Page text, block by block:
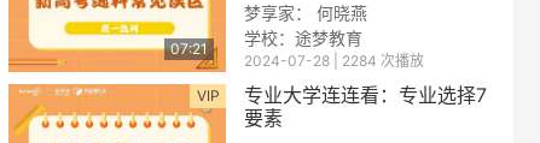
07:21
梦享家： 何晓燕
学校：途梦教育
2024-07-28 | 2284 次播放
VIP
专业大学连连看：专业选择7
要素